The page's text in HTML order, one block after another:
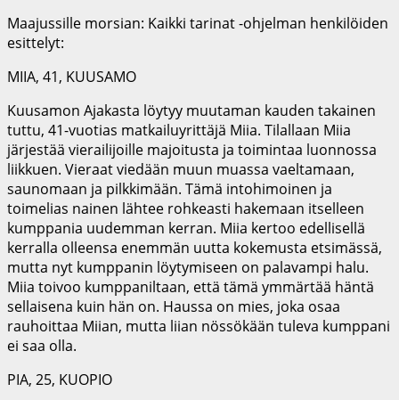
Maajussille morsian: Kaikki tarinat -ohjelman henkilöiden
esittelyt:
MIIA, 41, KUUSAMO
Kuusamon Ajakasta löytyy muutaman kauden takainen
tuttu, 41-vuotias matkailuyrittäjä Miia. Tilallaan Miia
järjestää vierailijoille majoitusta ja toimintaa luonnossa
liikkuen. Vieraat viedään muun muassa vaeltamaan,
saunomaan ja pilkkimään. Tämä intohimoinen ja
toimelias nainen lähtee rohkeasti hakemaan itselleen
kumppania uudemman kerran. Miia kertoo edellisellä
kerralla olleensa enemmän uutta kokemusta etsimässä,
mutta nyt kumppanin löytymiseen on palavampi halu.
Miia toivoo kumppaniltaan, että tämä ymmärtää häntä
sellaisena kuin hän on. Haussa on mies, joka osaa
rauhoittaa Miian, mutta liian nössökään tuleva kumppani
ei saa olla.
PIA, 25, KUOPIO